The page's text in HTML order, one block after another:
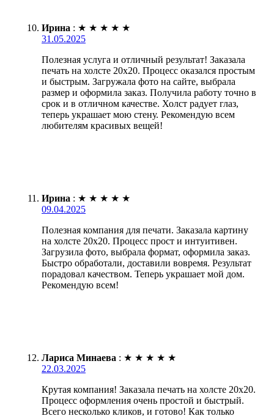
Ирина : ★ ★ ★ ★ ★
31.05.2025
Полезная услуга и отличный результат! Заказала
печать на холсте 20х20. Процесс оказался простым
и быстрым. Загружала фото на сайте, выбрала
размер и оформила заказ. Получила работу точно в
срок и в отличном качестве. Холст радует глаз,
теперь украшает мою стену. Рекомендую всем
любителям красивых вещей!
Ирина : ★ ★ ★ ★ ★
09.04.2025
Полезная компания для печати. Заказала картину
на холсте 20х20. Процесс прост и интуитивен.
Загрузила фото, выбрала формат, оформила заказ.
Быстро обработали, доставили вовремя. Результат
порадовал качеством. Теперь украшает мой дом.
Рекомендую всем!
Лариса Минаева : ★ ★ ★ ★ ★
22.03.2025
Крутая компания! Заказала печать на холсте 20х20.
Процесс оформления очень простой и быстрый.
Всего несколько кликов, и готово! Как только